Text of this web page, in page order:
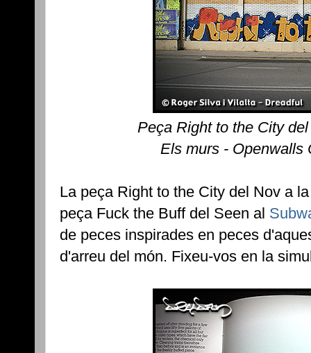
Peça Right to the City
Els murs - Openwalls
La peça Right to the City del Nov a
peça Fuck the Buff del Seen al
de peces inspirades en peces
d'arreu del món. Fixeu-vos en la